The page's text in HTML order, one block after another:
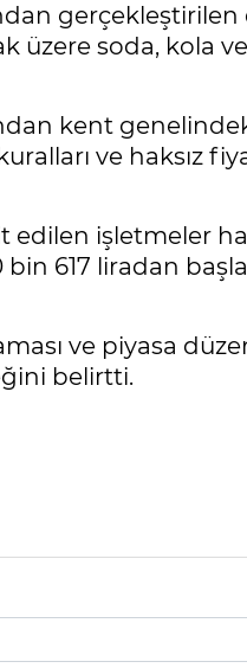
üzere soda, kola
kent
ve haksız
edilen işletmeler
bin 617 liradan
ve piyasa
belirtti.